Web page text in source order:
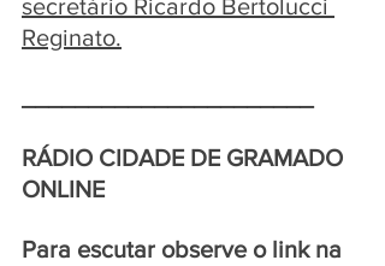
secretário Ricardo Bertolucci
Reginato.
RÁDIO CIDADE DE GRAMADO
ONLINE
Para escutar observe o link na